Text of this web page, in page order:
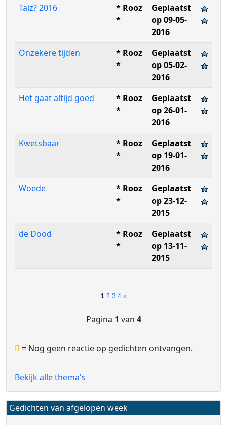
Taiz? 2016
* Rooz
*
Geplaatst
op 09-05-
2016
Onzekere tijden
* Rooz
*
Geplaatst
op 05-02-
2016
Het gaat altijd goed
* Rooz
*
Geplaatst
op 26-01-
2016
Kwetsbaar
* Rooz
*
Geplaatst
op 19-01-
2016
Woede
* Rooz
*
Geplaatst
op 23-12-
2015
de Dood
* Rooz
*
Geplaatst
op 13-11-
2015
1 2 3 4 »
Pagina 1 van 4
= Nog geen reactie op gedichten ontvangen.
Bekijk alle thema's
Gedichten van afgelopen week